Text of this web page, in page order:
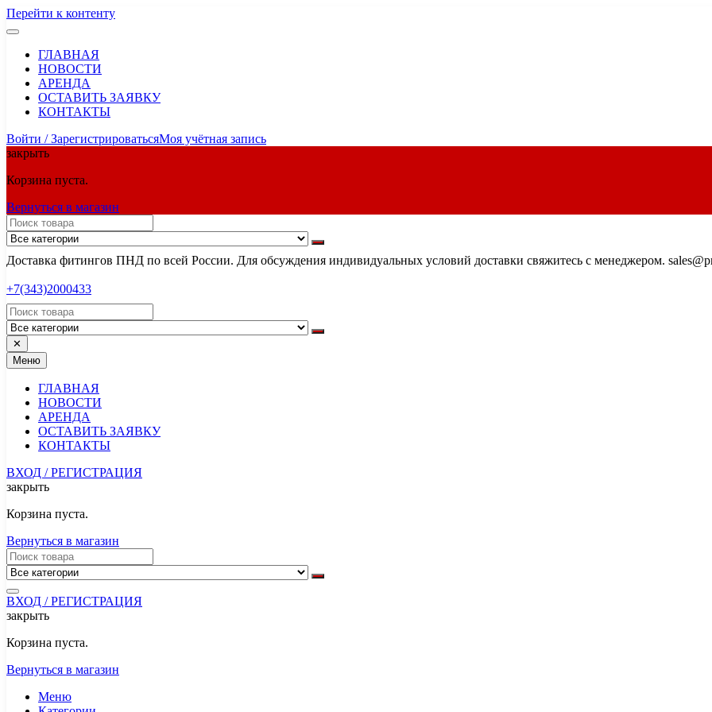
Перейти к контенту
ГЛАВНАЯ
НОВОСТИ
АРЕНДА
ОСТАВИТЬ ЗАЯВКУ
КОНТАКТЫ
Войти / ЗарегистрироватьсяМоя учётная запись
закрыть
Корзина пуста.
Вернуться в магазин
Доставка фитингов ПНД по всей России. Для обсуждения индивидуальных условий доставки свяжитесь с менеджером.
+7(343)2000433
✕
Меню
ГЛАВНАЯ
НОВОСТИ
АРЕНДА
ОСТАВИТЬ ЗАЯВКУ
КОНТАКТЫ
ВХОД / РЕГИСТРАЦИЯ
закрыть
Корзина пуста.
Вернуться в магазин
ВХОД / РЕГИСТРАЦИЯ
закрыть
Корзина пуста.
Вернуться в магазин
Меню